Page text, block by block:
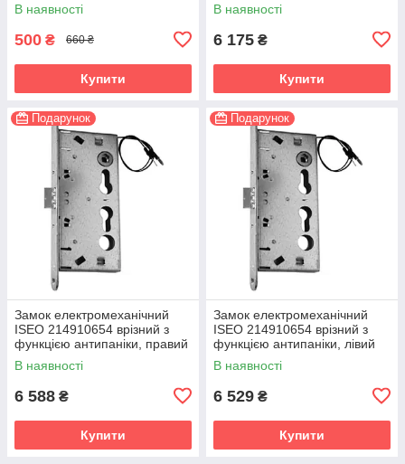
В наявності
500 ₴ 660 ₴
Купити
В наявності
6 175 ₴
Купити
Подарунок
Замок електромеханічний
ISEO 214910654 врізний з
функцією антипаніки, правий
(Італія)
В наявності
6 588 ₴
Купити
Подарунок
Замок електромеханічний
ISEO 214910654 врізний з
функцією антипаніки, лівий
(Італія)
В наявності
6 529 ₴
Купити